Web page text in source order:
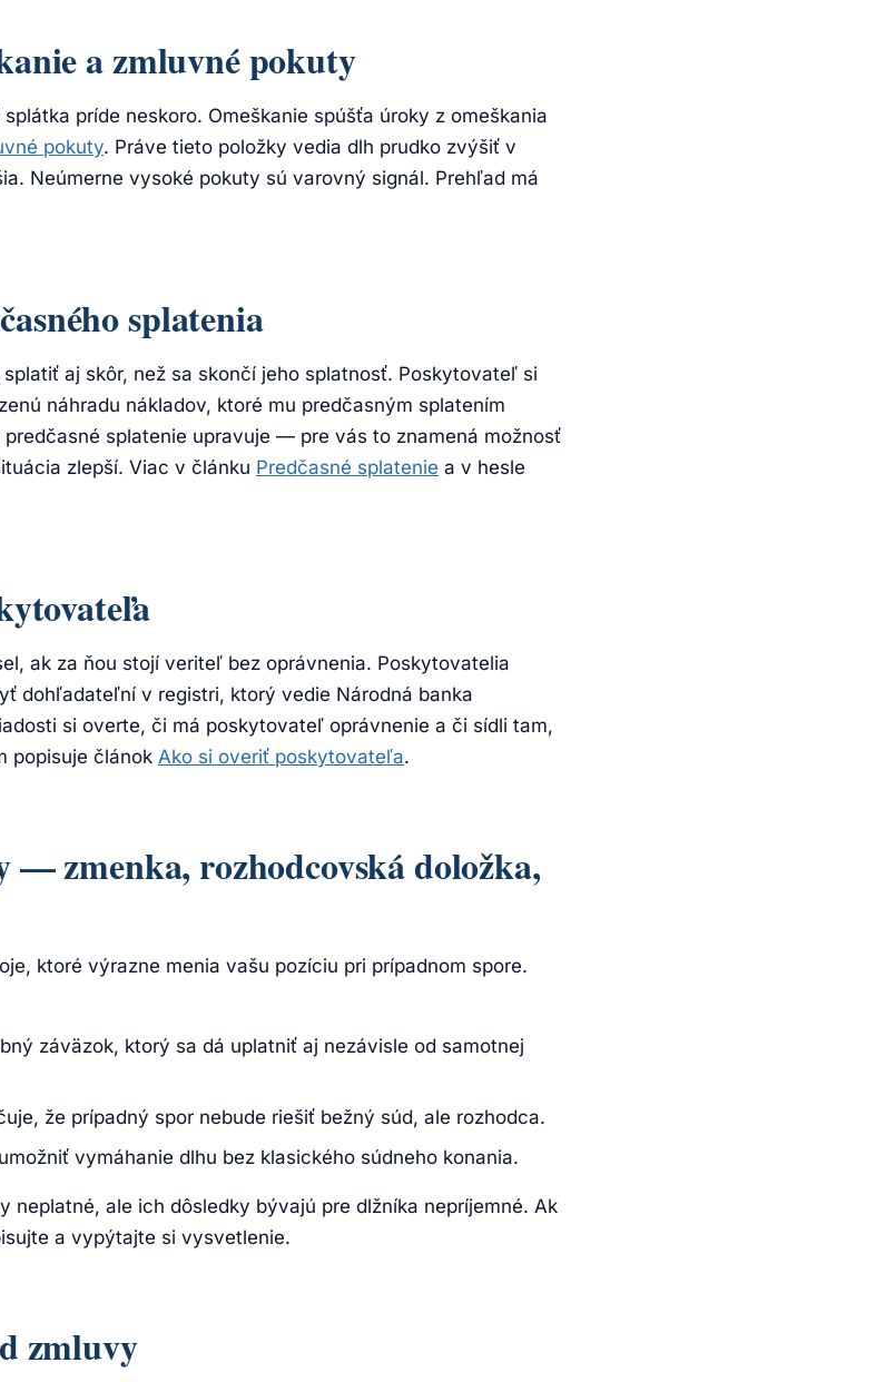
a zmluvné pokuty
príde neskoro. Omeškanie spúšťa úroky z omeškania
pokuty. Práve tieto položky vedia dlh prudko zvýšiť v
Neúmerne vysoké pokuty sú varovný signál. Prehľad má
splatenia
aj skôr, než sa skončí jeho splatnosť. Poskytovateľ si
náhradu nákladov, ktoré mu predčasným splatením
predčasné splatenie upravuje — pre vás to znamená možnosť
zlepší. Viac v článku Predčasné splatenie a v hesle
ak za ňou stojí veriteľ bez oprávnenia. Poskytovatelia
dohľadateľní v registri, ktorý vedie Národná banka
si overte, či má poskytovateľ oprávnenie a či sídli tam,
popisuje článok Ako si overiť poskytovateľa.
— zmenka, rozhodcovská doložka,
ktoré výrazne menia vašu pozíciu pri prípadnom spore.
záväzok, ktorý sa dá uplatniť aj nezávisle od samotnej
že prípadný spor nebude riešiť bežný súd, ale rozhodca.
vymáhanie dlhu bez klasického súdneho konania.
neplatné, ale ich dôsledky bývajú pre dlžníka nepríjemné. Ak
a vypýtajte si vysvetlenie.
zmluvy